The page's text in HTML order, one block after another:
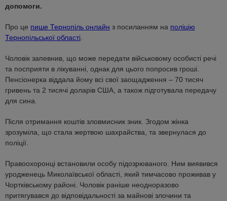
допомоги.
Про це пише Тернопіль онлайн з посиланням на поліцію
Тернопільської області
Чоловік запевнив, що може передати військовому особисті речі
та посприяти в лікуванні, однак для цього попросив гроші.
Пенсіонерка віддала йому всі свої заощадження – 70 тисяч
гривень та 2 тисячі доларів США, а також підготувала передачу
для сина.
Після отримання коштів зловмисник зник. Згодом жінка
зрозуміла, що стала жертвою шахрайства, та звернулася до
поліції.
Правоохоронці встановили особу підозрюваного. Ним виявився
уродженець Миколаївської області, який тимчасово проживав у
Чортківському районі. Чоловік раніше неодноразово
притягувався до відповідальності за майнові злочини та